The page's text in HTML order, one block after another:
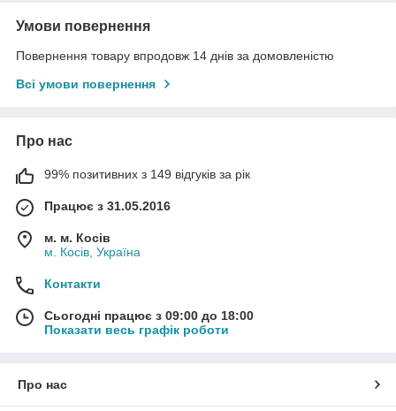
Умови повернення
Повернення товару впродовж 14 днів за домовленістю
Всі умови повернення
Про нас
99% позитивних з 149 відгуків за рік
Працює з 31.05.2016
м. м. Косів
м. Косів, Україна
Контакти
Сьогодні працює з 09:00 до 18:00
Показати весь графік роботи
Про нас